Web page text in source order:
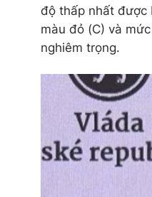
độ thấp nhất được
màu đỏ (C) và
nghiêm trọng.